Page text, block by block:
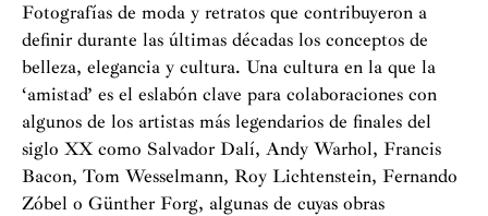
Fotografías de moda y retratos que contribuyeron a
definir durante las últimas décadas los conceptos de
belleza, elegancia y cultura. Una cultura en la que la
‘amistad’ es el eslabón clave para colaboraciones con
algunos de los artistas más legendarios de finales del
siglo XX como Salvador Dalí, Andy Warhol, Francis
Bacon, Tom Wesselmann, Roy Lichtenstein, Fernando
Zóbel o Günther Forg, algunas de cuyas obras